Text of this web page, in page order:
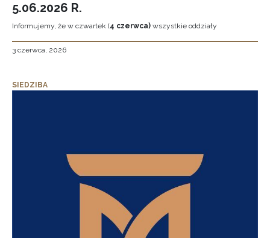
5.06.2026 R.
Informujemy, że w czwartek (4 czerwca) wszystkie oddziały
3 czerwca, 2026
SIEDZIBA